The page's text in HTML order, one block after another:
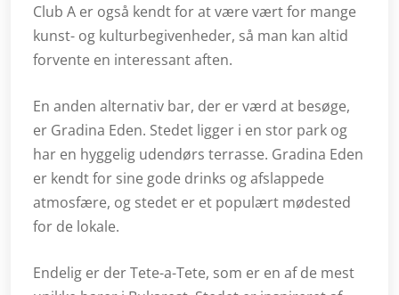
Club A er også kendt for at være vært for mange
kunst- og kulturbegivenheder, så man kan altid
forvente en interessant aften.
En anden alternativ bar, der er værd at besøge,
er Gradina Eden. Stedet ligger i en stor park og
har en hyggelig udendørs terrasse. Gradina Eden
er kendt for sine gode drinks og afslappede
atmosfære, og stedet er et populært mødested
for de lokale.
Endelig er der Tete-a-Tete, som er en af ​​de mest